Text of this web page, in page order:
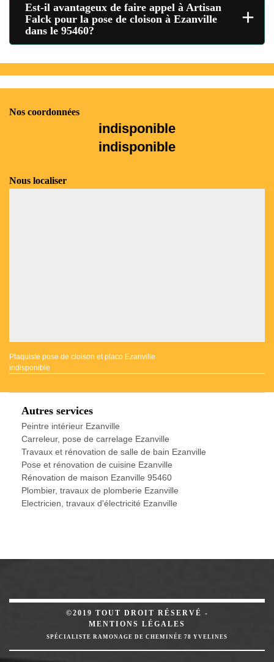
Est-il avantageux de faire appel à Artisan
Falck pour la pose de cloison à Ezanville
dans le 95460?
+
Nos coordonnées
indisponible
indisponible
Nous localiser
Plaquiste pose de cloison et placo Ezanville
indisponible
Autres services
Peintre intérieur Ezanville
Carreleur, pose de carrelage Ezanville
Travaux et rénovation de salle de bain Ezanville
Pose et rénovation de cuisine Ezanville
Rénovation de maison Ezanville 95460
Plombier, travaux de plomberie Ezanville
Electricien, travaux d'électricité Ezanville
©2019 TOUT DROIT RÉSERVÉ -
MENTIONS LÉGALES
SPÉCIALISTE RAMONAGE DE CHEMINÉE 78 YVELINES